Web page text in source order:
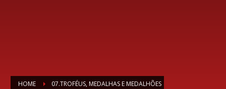
HOME
07.TROFÉUS, MEDALHAS E MEDALHÕES